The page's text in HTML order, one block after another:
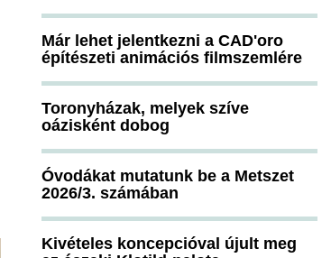
Már lehet jelentkezni a CAD'oro
építészeti animációs filmszemlére
Toronyházak, melyek szíve
oázisként dobog
Óvodákat mutatunk be a Metszet
2026/3. számában
Kivételes koncepcióval újult meg